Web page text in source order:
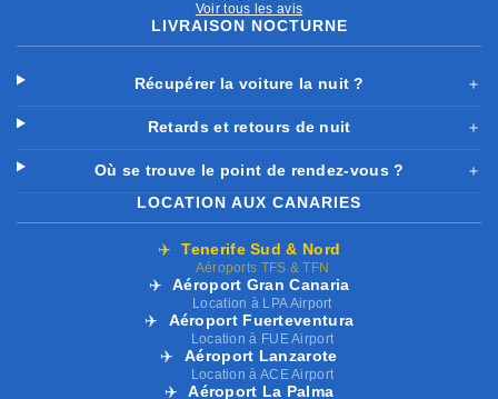
Voir tous les avis
LIVRAISON NOCTURNE
Récupérer la voiture la nuit ? ＋
Retards et retours de nuit ＋
Où se trouve le point de rendez-vous ?
＋
LOCATION AUX CANARIES
✈️ Tenerife Sud & Nord
Aéroports TFS & TFN
✈️ Aéroport Gran Canaria
Location à LPA Airport
✈️ Aéroport Fuerteventura
Location à FUE Airport
✈️ Aéroport Lanzarote
Location à ACE Airport
✈️ Aéroport La Palma